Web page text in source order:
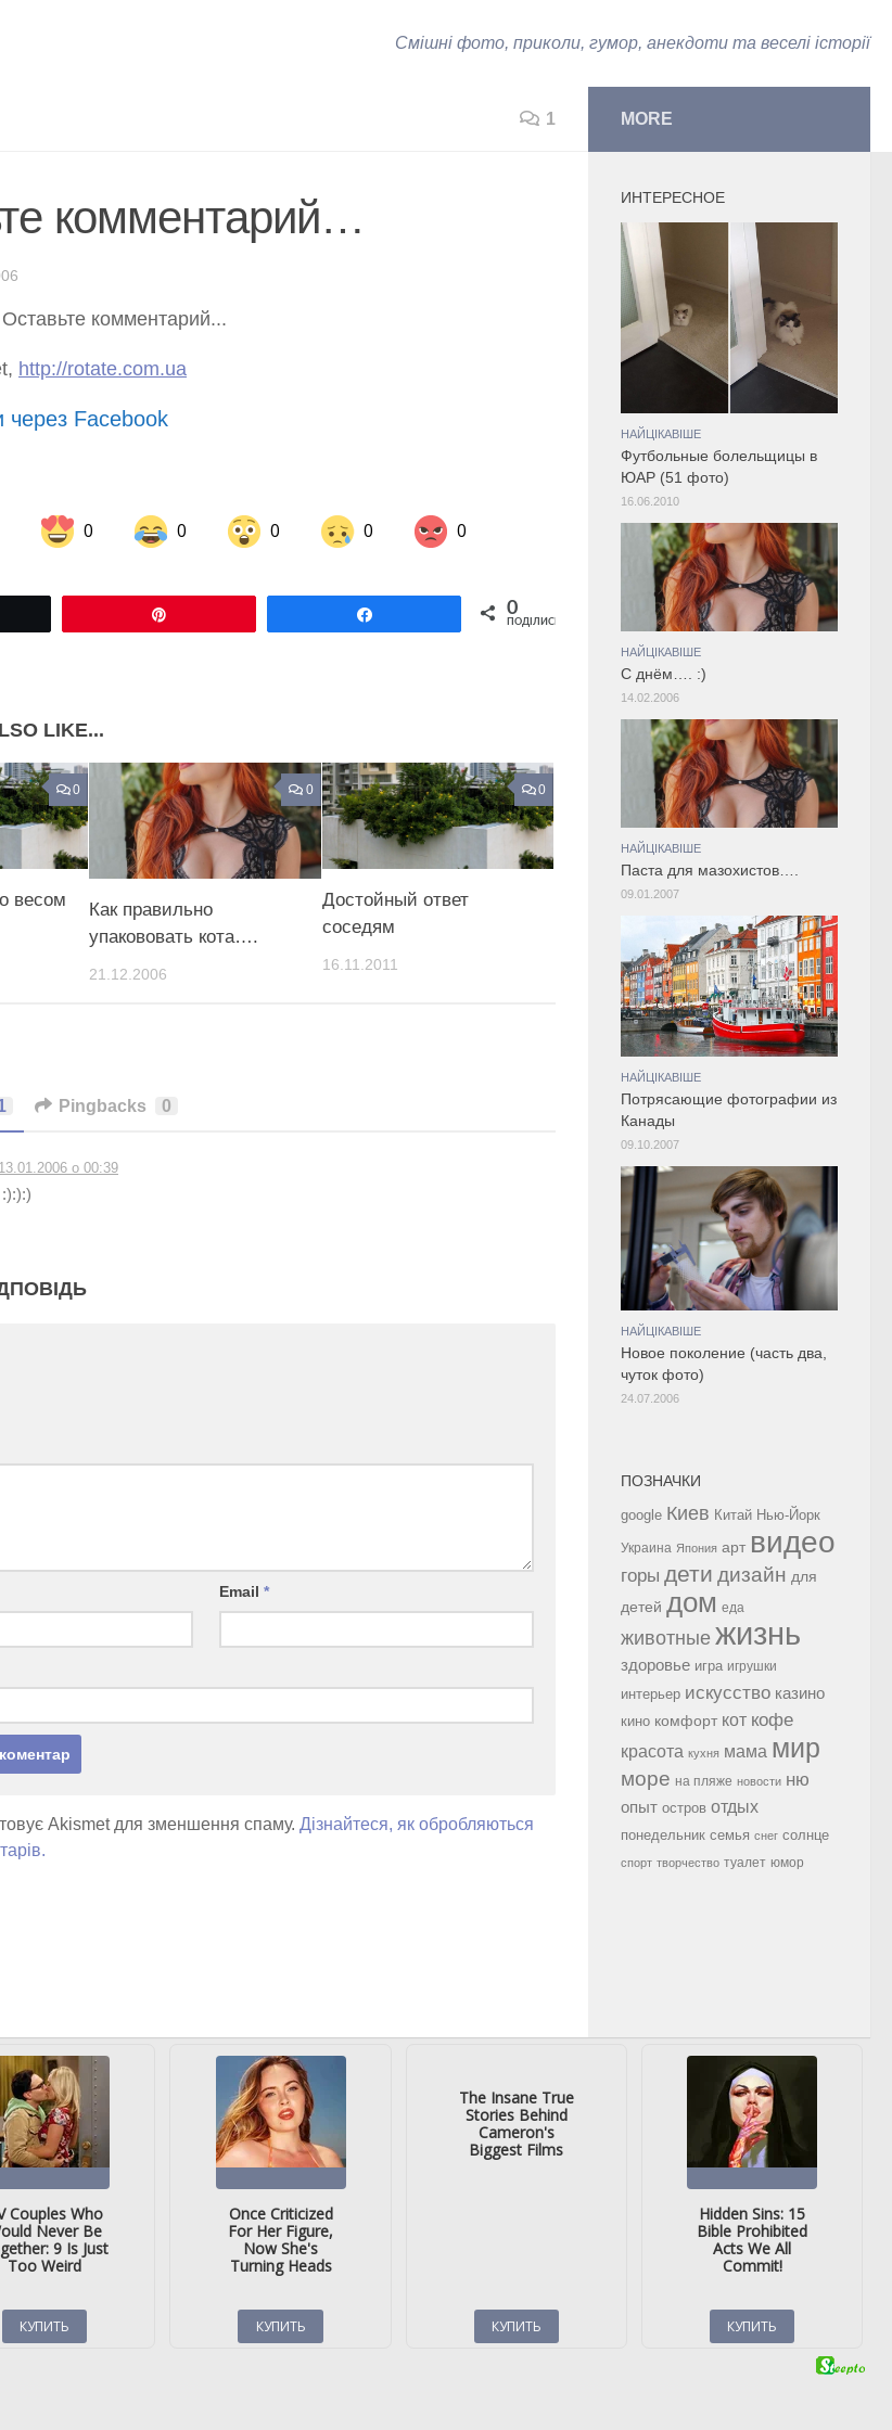
Смішні фото, приколи, гумор, анекдоти та веселі історії
1
комментарий…
http://rotate.com.ua
Facebook
0 0 0 0 0
Share on LinkedIn Share on Twitter 0
ПОДІЛИСЬ
LIKE...
0
весом
0
Как правильно
упакововать кота….
21.12.2006
0
Достойный ответ
соседям
16.11.2011
Pingbacks 0
13.01.2006 о 00:39
Email*
Akismet для зменшення спаму. Дізнайтеся, як обробляються
MORE
ИНТЕРЕСНОЕ
НАЙЦІКАВІШЕ
Футбольные болельщицы в
ЮАР (51 фото)
16.06.2010
НАЙЦІКАВІШЕ
С днём…. :)
14.02.2006
НАЙЦІКАВІШЕ
Паста для мазохистов….
09.01.2007
НАЙЦІКАВІШЕ
Потрясающие фотографии из
Канады
09.10.2007
НАЙЦІКАВІШЕ
Новое поколение (часть два,
чуток фото)
24.07.2006
ПОЗНАЧКИ
google Киев Китай Нью-Йорк
Украина Япония арт видео
горы дети дизайн для
детей дом еда
животные жизнь
здоровье игра игрушки
интерьер искусство казино
кино комфорт кот кофе
красота кухня мама мир
море на пляже новости ню
опыт остров отдых
понедельник семья снег солнце
спорт творчество туалет юмор